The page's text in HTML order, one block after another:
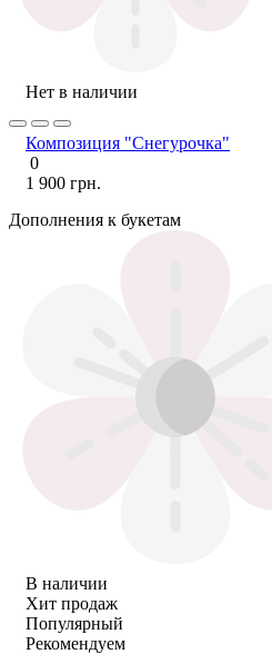
Нет в наличии
Композиция "Снегурочка"
0
1 900 грн.
Дополнения к букетам
В наличии
Хит продаж
Популярный
Рекомендуем